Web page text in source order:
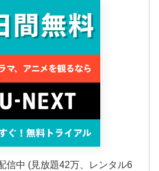
信中 (見放題42万、レンタル6